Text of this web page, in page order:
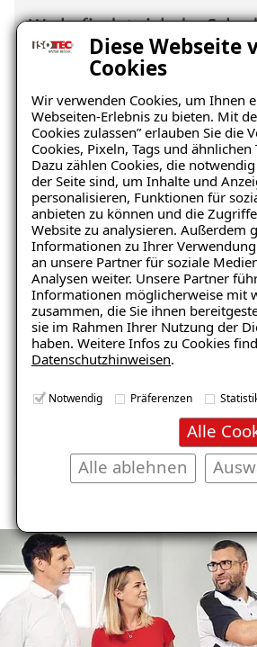
Diese Webseite
Cookies
Wir verwenden Cookies, um Ihnen
Webseiten-Erlebnis zu bieten. Mit
Cookies zulassen” erlauben Sie die
Cookies, Pixeln, Tags und ähnlichen
Dazu zählen Cookies, die
der Seite sind, um Inhalte und
personalisieren, Funktionen für
anbieten zu können und die
Website zu analysieren. Außerdem
Informationen zu Ihrer
an unsere Partner für soziale
Analysen weiter. Unsere Partner
Informationen möglicherweise mit
zusammen, die Sie ihnen
sie im Rahmen Ihrer Nutzung der
haben. Weitere Infos zu Cookies
Datenschutzhinweisen.
Notwendig Präferenzen
Alle
Alle ablehnen
Wo befindet sich der
Keller